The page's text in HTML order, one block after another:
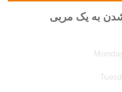
به یک مربی